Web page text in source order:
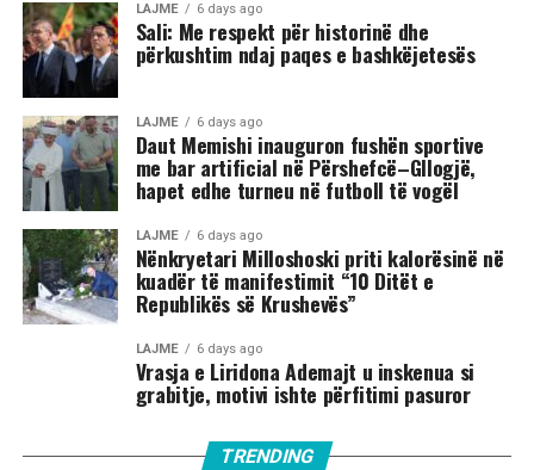
LAJME 6 days ago
Sali: Me respekt për historinë dhe
përkushtim ndaj paqes e bashkëjetesës
LAJME 6 days ago
Daut Memishi inauguron fushën sportive
me bar artificial në Përshefcë–Gllogjë,
hapet edhe turneu në futboll të vogël
LAJME 6 days ago
Nënkryetari Milloshoski priti kalorësinë në
kuadër të manifestimit “10 Ditët e
Republikës së Krushevës”
LAJME 6 days ago
Vrasja e Liridona Ademajt u inskenua si
grabitje, motivi ishte përfitimi pasuror
TRENDING